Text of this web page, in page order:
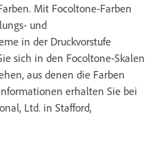
Mit Focoltone-Farben
und
in der Druckvorstufe
sich in den Focoltone-Skalen
aus denen die Farben
erhalten Sie bei
Ltd. in Stafford,